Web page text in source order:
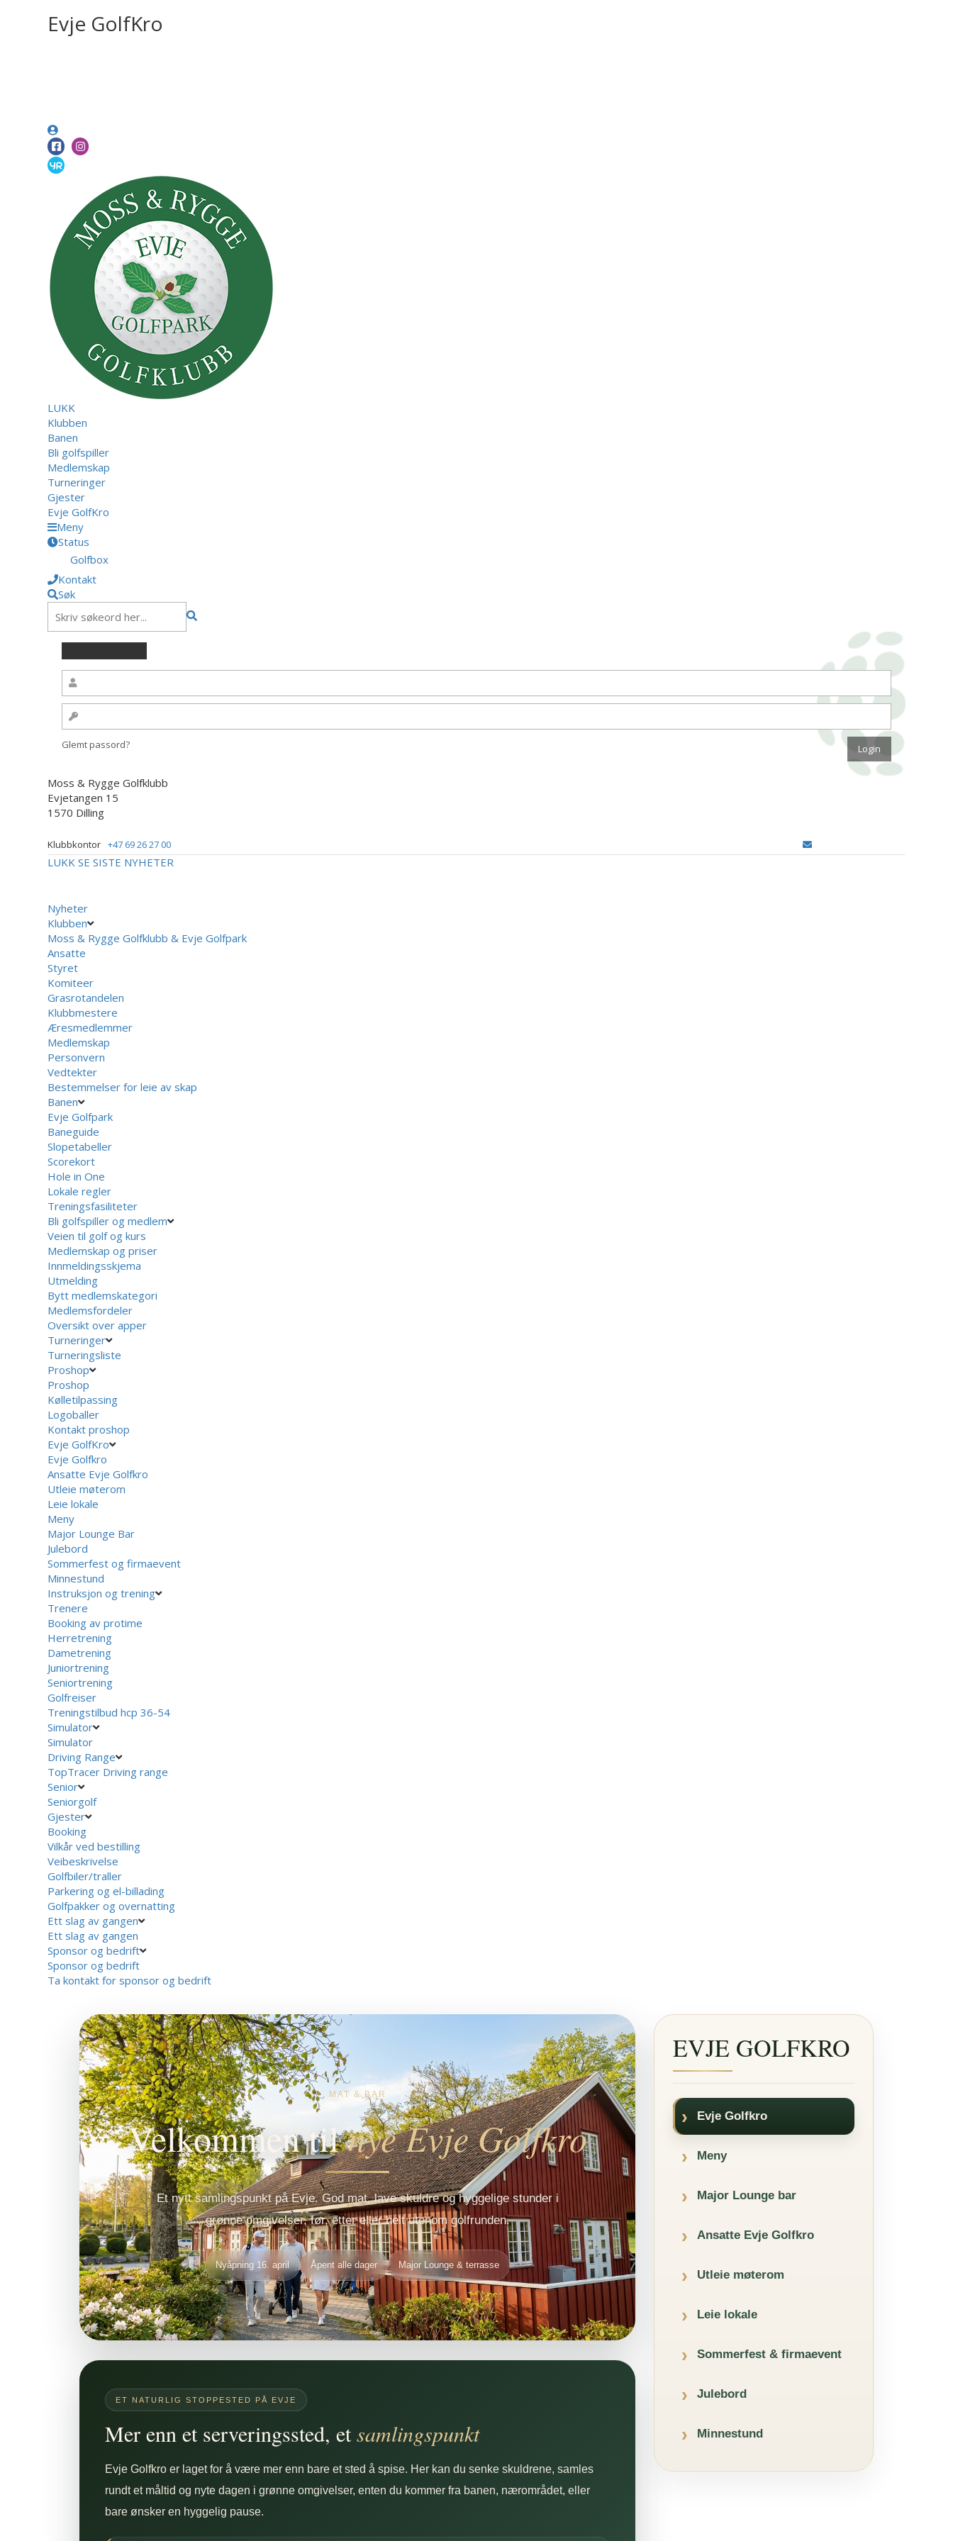
Evje GolfKro
LUKK
Klubben
Banen
Bli golfspiller
Medlemskap
Turneringer
Gjester
Evje GolfKro
Meny
Status
Golfbox
Kontakt
Søk
Glemt passord?
Moss & Rygge Golfklubb
Evjetangen 15
1570 Dilling
Klubbkontor +47 69 26 27 00
LUKK SE SISTE NYHETER
Nyheter
Klubben
Moss & Rygge Golfklubb & Evje Golfpark
Ansatte
Styret
Komiteer
Grasrotandelen
Klubbmestere
Æresmedlemmer
Medlemskap
Personvern
Vedtekter
Bestemmelser for leie av skap
Banen
Evje Golfpark
Baneguide
Slopetabeller
Scorekort
Hole in One
Lokale regler
Treningsfasiliteter
Bli golfspiller og medlem
Veien til golf og kurs
Medlemskap og priser
Innmeldingsskjema
Utmelding
Bytt medlemskategori
Medlemsfordeler
Oversikt over apper
Turneringer
Turneringsliste
Proshop
Proshop
Kølletilpassing
Logoballer
Kontakt proshop
Evje GolfKro
Evje Golfkro
Ansatte Evje Golfkro
Utleie møterom
Leie lokale
Meny
Major Lounge Bar
Julebord
Sommerfest og firmaevent
Minnestund
Instruksjon og trening
Trenere
Booking av protime
Herretrening
Dametrening
Juniortrening
Seniortrening
Golfreiser
Treningstilbud hcp 36-54
Simulator
Simulator
Driving Range
TopTracer Driving range
Senior
Seniorgolf
Gjester
Booking
Vilkår ved bestilling
Veibeskrivelse
Golfbiler/traller
Parkering og el-billading
Golfpakker og overnatting
Ett slag av gangen
Ett slag av gangen
Sponsor og bedrift
Sponsor og bedrift
Ta kontakt for sponsor og bedrift
MAT & BAR
Velkommen tilnye Evje Golfkro
Et nytt samlingspunkt på Evje. God mat, lave skuldre og hyggelige stunder i
grønne omgivelser, før, etter eller helt utenom golfrunden.
Nyåpning 16. april Åpent alle dager Major Lounge & terrasse
ET NATURLIG STOPPESTED PÅ EVJE
Mer enn et serveringssted, etsamlingspunkt
Evje Golfkro er laget for å være mer enn bare et sted å spise. Her kan du senke skuldrene, samles
rundt et måltid og nyte dagen i grønne omgivelser, enten du kommer fra banen, nærområdet, eller
bare ønsker en hyggelig pause.
EVJE GOLFKRO
Evje Golfkro
Meny
Major Lounge bar
Ansatte Evje Golfkro
Utleie møterom
Leie lokale
Sommerfest & firmaevent
Julebord
Minnestund